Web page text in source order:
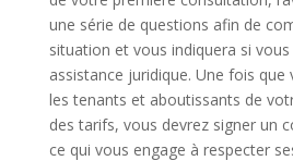
une série de questions afin de
situation et vous indiquera si
assistance juridique. Une fois que
les tenants et aboutissants de
des tarifs, vous devrez signer un
ce qui vous engage à respecter